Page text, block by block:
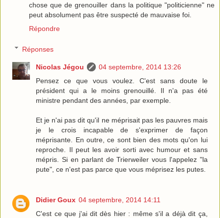
chose que de grenouiller dans la politique "politicienne" ne
peut absolument pas être suspecté de mauvaise foi.
Répondre
Réponses
Nicolas Jégou
04 septembre, 2014 13:26
Pensez ce que vous voulez. C'est sans doute le
président qui a le moins grenouillé. Il n'a pas été
ministre pendant des années, par exemple.
Et je n'ai pas dit qu'il ne méprisait pas les pauvres mais
je le crois incapable de s'exprimer de façon
méprisante. En outre, ce sont bien des mots qu'on lui
reproche. Il peut les avoir sorti avec humour et sans
mépris. Si en parlant de Trierweiler vous l'appelez "la
pute", ce n'est pas parce que vous méprisez les putes.
Didier Goux 04 septembre, 2014 14:11
C'est ce que j'ai dit dès hier : même s'il a déjà dit ça,